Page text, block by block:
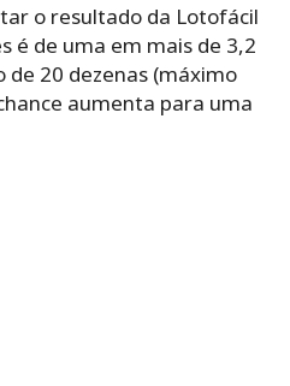
o resultado da Lotofácil
é de uma em mais de 3,2
de 20 dezenas (máximo
aumenta para uma